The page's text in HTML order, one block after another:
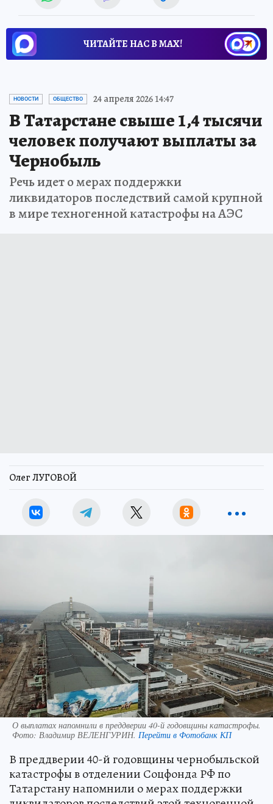
ЧИТАЙТЕ НАС В МАХ!
НОВОСТИ ОБЩЕСТВО 24 апреля 2026 14:47
В Татарстане свыше 1,4 тысячи
человек получают выплаты за
Чернобыль
Речь идет о мерах поддержки
ликвидаторов последствий самой крупной
в мире техногенной катастрофы на АЭС
Олег ЛУГОВОЙ
О выплатах напомнили в преддверии 40-й годовщины катастрофы.
Фото: Владимир ВЕЛЕНГУРИН. Перейти в Фотобанк КП
В преддверии 40-й годовщины чернобыльской
катастрофы в отделении Соцфонда РФ по
Татарстану напомнили о мерах поддержки